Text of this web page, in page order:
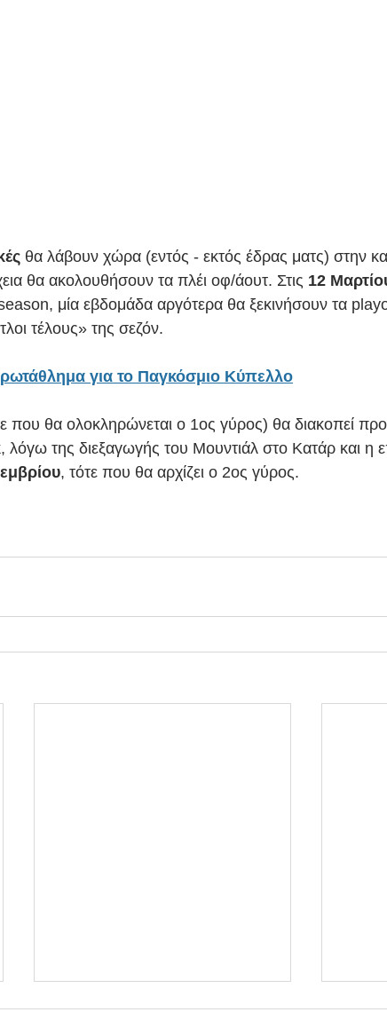
θα λάβουν χώρα (εντός - εκτός έδρας ματς) στην
θα ακολουθήσουν τα πλέι οφ/άουτ. Στις 12
μία εβδομάδα αργότερα θα ξεκινήσουν τα
τέλους» της σεζόν.
για το Παγκόσμιο Κύπελλο
που θα ολοκληρώνεται ο 1ος γύρος) θα διακοπεί
της διεξαγωγής του Μουντιάλ στο Κατάρ και η
, τότε που θα αρχίζει ο 2ος γύρος.